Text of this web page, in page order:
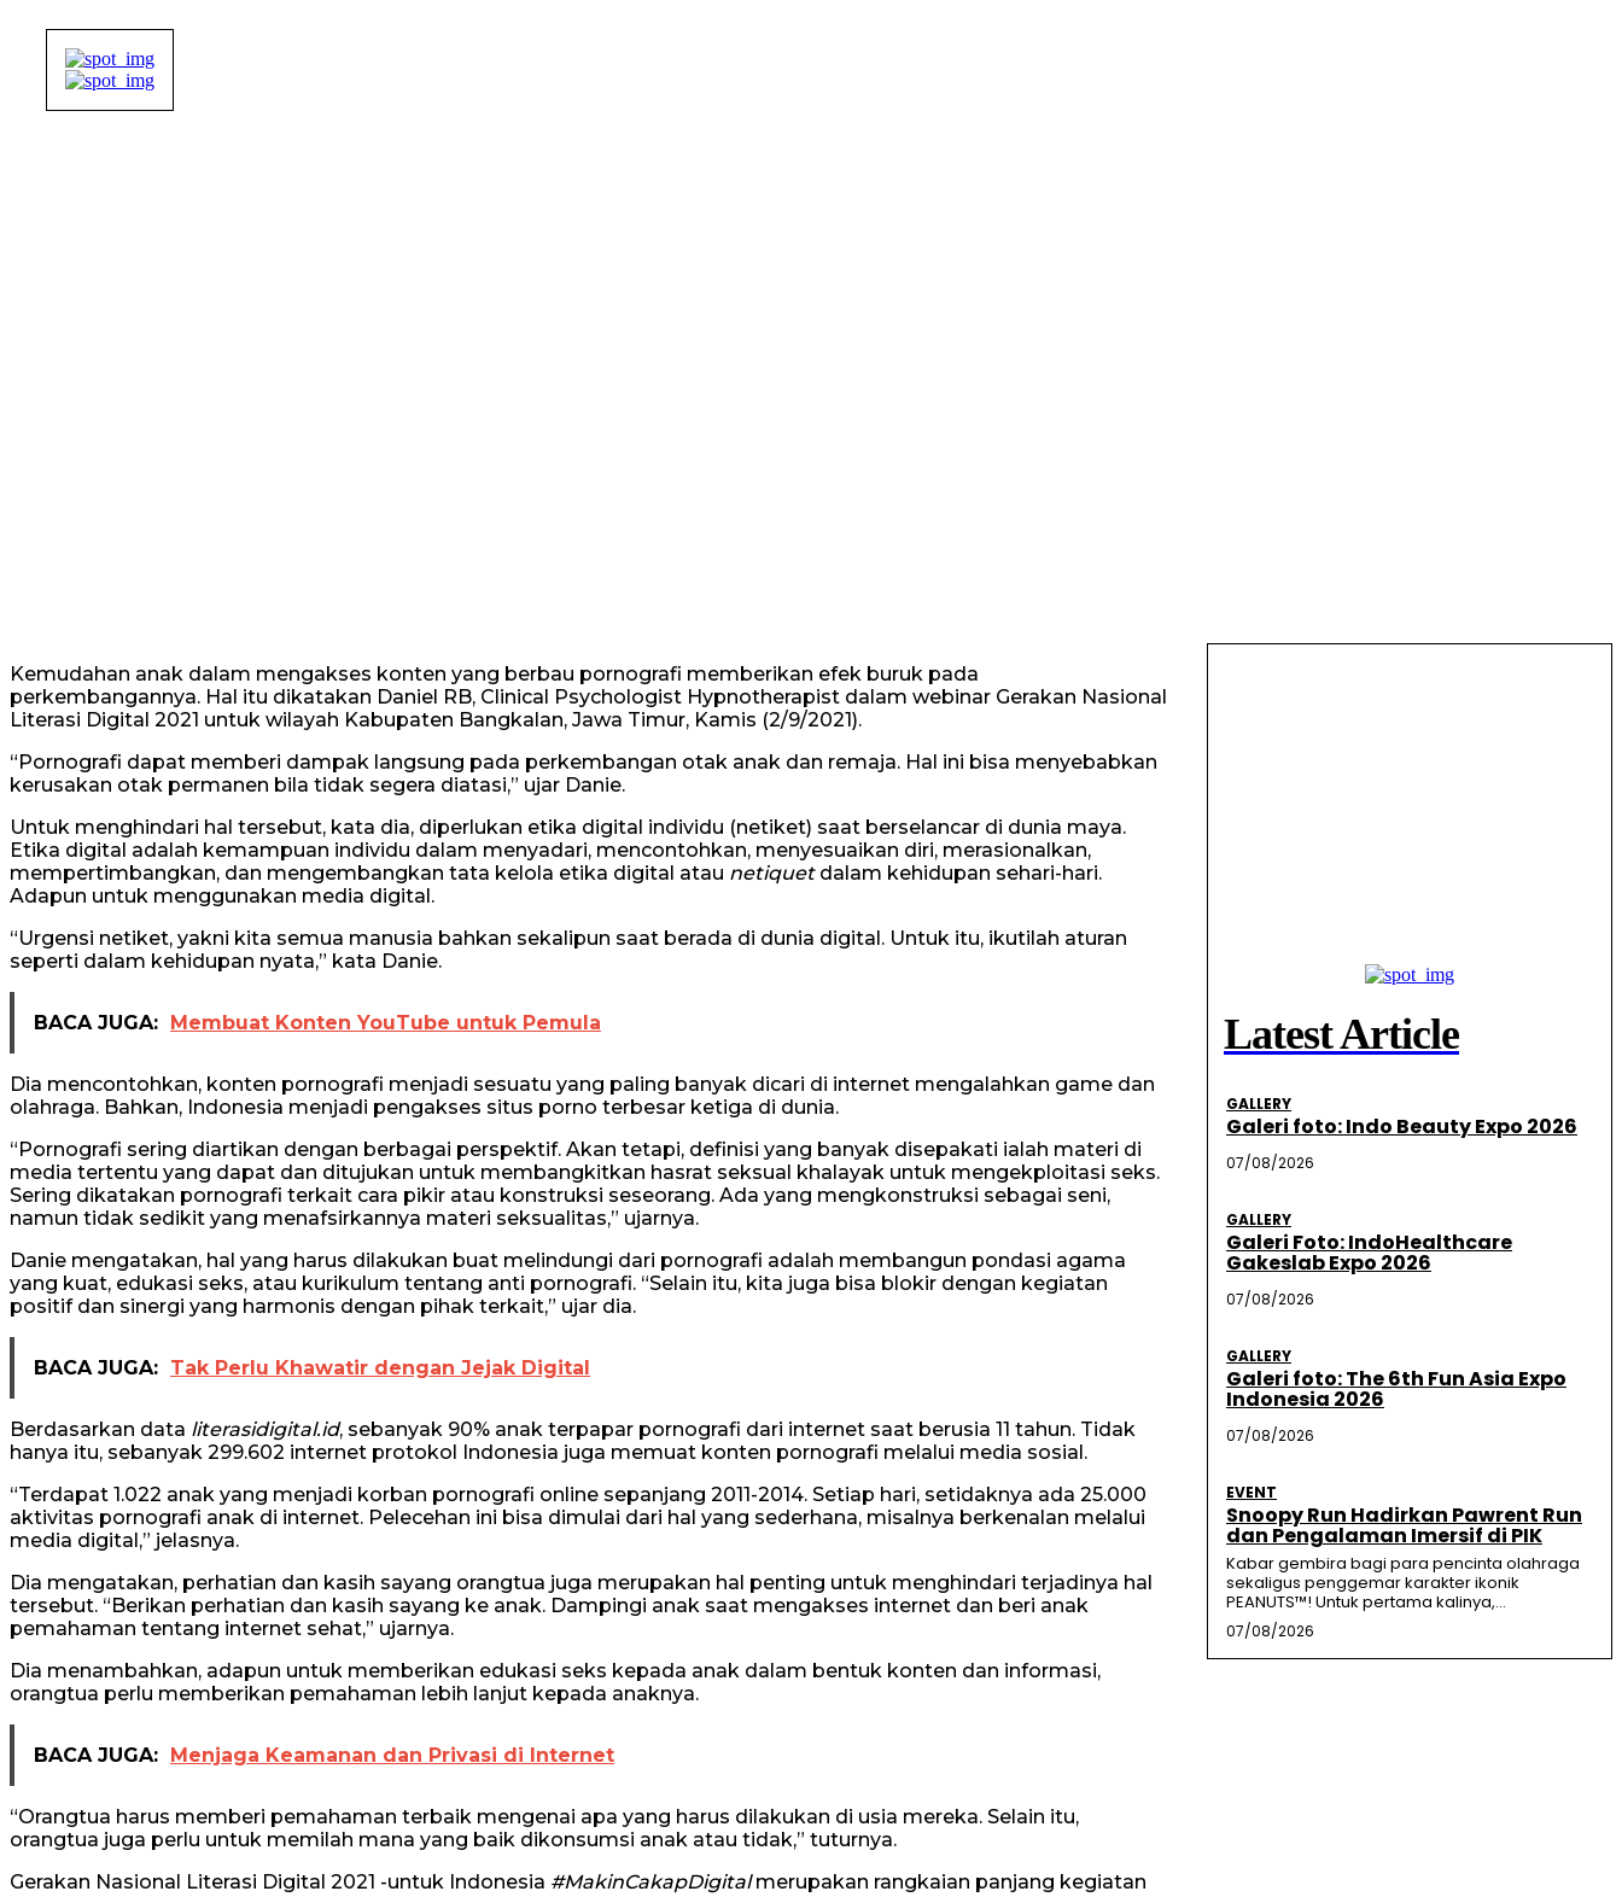
Kemudahan anak dalam mengakses konten yang berbau pornografi memberikan efek buruk pada
perkembangannya. Hal itu dikatakan Daniel RB, Clinical Psychologist Hypnotherapist dalam webinar Gerakan Nasional
Literasi Digital 2021 untuk wilayah Kabupaten Bangkalan, Jawa Timur, Kamis (2/9/2021).
“Pornografi dapat memberi dampak langsung pada perkembangan otak anak dan remaja. Hal ini bisa menyebabkan
kerusakan otak permanen bila tidak segera diatasi,” ujar Danie.
Untuk menghindari hal tersebut, kata dia, diperlukan etika digital individu (netiket) saat berselancar di dunia maya.
Etika digital adalah kemampuan individu dalam menyadari, mencontohkan, menyesuaikan diri, merasionalkan,
mempertimbangkan, dan mengembangkan tata kelola etika digital atau netiquet dalam kehidupan sehari-hari.
Adapun untuk menggunakan media digital.
“Urgensi netiket, yakni kita semua manusia bahkan sekalipun saat berada di dunia digital. Untuk itu, ikutilah aturan
seperti dalam kehidupan nyata,” kata Danie.
BACA JUGA: Membuat Konten YouTube untuk Pemula
Dia mencontohkan, konten pornografi menjadi sesuatu yang paling banyak dicari di internet mengalahkan game dan
olahraga. Bahkan, Indonesia menjadi pengakses situs porno terbesar ketiga di dunia.
“Pornografi sering diartikan dengan berbagai perspektif. Akan tetapi, definisi yang banyak disepakati ialah materi di
media tertentu yang dapat dan ditujukan untuk membangkitkan hasrat seksual khalayak untuk mengekploitasi seks.
Sering dikatakan pornografi terkait cara pikir atau konstruksi seseorang. Ada yang mengkonstruksi sebagai seni,
namun tidak sedikit yang menafsirkannya materi seksualitas,” ujarnya.
Danie mengatakan, hal yang harus dilakukan buat melindungi dari pornografi adalah membangun pondasi agama
yang kuat, edukasi seks, atau kurikulum tentang anti pornografi. “Selain itu, kita juga bisa blokir dengan kegiatan
positif dan sinergi yang harmonis dengan pihak terkait,” ujar dia.
BACA JUGA: Tak Perlu Khawatir dengan Jejak Digital
Berdasarkan data literasidigital.id, sebanyak 90% anak terpapar pornografi dari internet saat berusia 11 tahun. Tidak
hanya itu, sebanyak 299.602 internet protokol Indonesia juga memuat konten pornografi melalui media sosial.
“Terdapat 1.022 anak yang menjadi korban pornografi online sepanjang 2011-2014. Setiap hari, setidaknya ada 25.000
aktivitas pornografi anak di internet. Pelecehan ini bisa dimulai dari hal yang sederhana, misalnya berkenalan melalui
media digital,” jelasnya.
Dia mengatakan, perhatian dan kasih sayang orangtua juga merupakan hal penting untuk menghindari terjadinya hal
tersebut. “Berikan perhatian dan kasih sayang ke anak. Dampingi anak saat mengakses internet dan beri anak
pemahaman tentang internet sehat,” ujarnya.
Dia menambahkan, adapun untuk memberikan edukasi seks kepada anak dalam bentuk konten dan informasi,
orangtua perlu memberikan pemahaman lebih lanjut kepada anaknya.
BACA JUGA: Menjaga Keamanan dan Privasi di Internet
“Orangtua harus memberi pemahaman terbaik mengenai apa yang harus dilakukan di usia mereka. Selain itu,
orangtua juga perlu untuk memilah mana yang baik dikonsumsi anak atau tidak,” tuturnya.
Gerakan Nasional Literasi Digital 2021 -untuk Indonesia #MakinCakapDigitalmerupakan rangkaian panjang kegiatan
Latest Article
GALLERY
Galeri foto: Indo Beauty Expo 2026
07/08/2026
GALLERY
Galeri Foto: IndoHealthcare
Gakeslab Expo 2026
07/08/2026
GALLERY
Galeri foto: The 6th Fun Asia Expo
Indonesia 2026
07/08/2026
EVENT
Snoopy Run Hadirkan Pawrent Run
dan Pengalaman Imersif di PIK
Kabar gembira bagi para pencinta olahraga
sekaligus penggemar karakter ikonik
PEANUTS™! Untuk pertama kalinya,...
07/08/2026